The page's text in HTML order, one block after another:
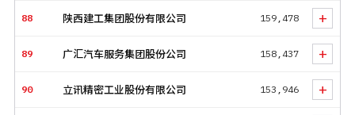
88 陕西建工集团股份有限公司 159,478 +
89 广汇汽车服务集团股份公司 158,437 +
90 立讯精密工业股份有限公司 153,946 +